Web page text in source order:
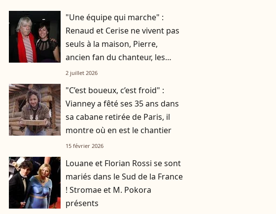
"Une équipe qui marche" :
Renaud et Cerise ne vivent pas
seuls à la maison, Pierre,
ancien fan du chanteur, les
accompagne au quotidien
2 juillet 2026
"C’est boueux, c’est froid" :
Vianney a fêté ses 35 ans dans
sa cabane retirée de Paris, il
montre où en est le chantier
15 février 2026
Louane et Florian Rossi se sont
mariés dans le Sud de la France
! Stromae et M. Pokora
présents